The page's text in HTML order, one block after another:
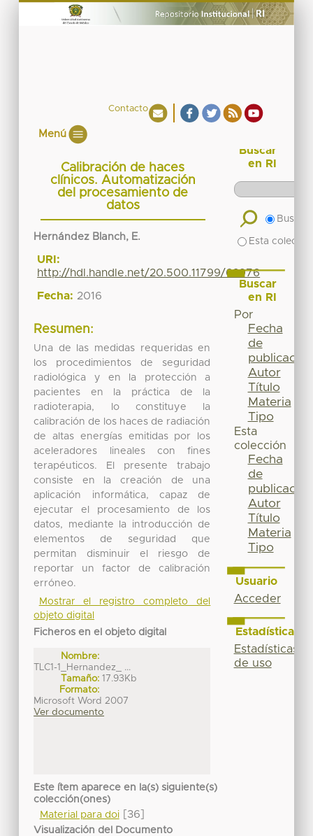
Contacto
Menú
Calibración de haces
clínicos. Automatización
del procesamiento de
datos
Hernández Blanch, E.
URI:
http://hdl.handle.net/20.500.11799/62976
Fecha: 2016
Resumen:
Una de las medidas requeridas en
los procedimientos de seguridad
radiológica y en la protección a
pacientes en la práctica de la
radioterapia, lo constituye la
calibración de los haces de radiación
de altas energías emitidas por los
aceleradores lineales con fines
terapéuticos. El presente trabajo
consiste en la creación de una
aplicación informática, capaz de
ejecutar el procesamiento de los
datos, mediante la introducción de
elementos de seguridad que
permitan disminuir el riesgo de
reportar un factor de calibración
erróneo.
Mostrar el registro completo del
objeto digital
Ficheros en el objeto digital
Nombre:
TLC1-1_Hernandez_ ...
Tamaño: 17.93Kb
Formato:
Microsoft Word 2007
Ver documento
Este ítem aparece en la(s) siguiente(s)
colección(ones)
Material para doi[36]
Visualización del Documento
Buscar
en RI
Buscar
Esta
Buscar
en RI
Por
Fecha
de
publicación
Autor
Título
Materia
Tipo
Esta
colección
Fecha
de
publicación
Autor
Título
Materia
Tipo
Usuario
Acceder
Estadísticas
Estadísticas
de uso